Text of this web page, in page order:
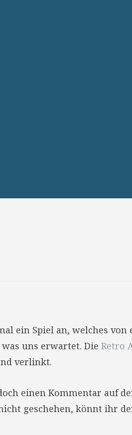
ein Spiel an, welches von
uns erwartet. Die Retro
verlinkt.
einen Kommentar auf
geschehen, könnt ihr